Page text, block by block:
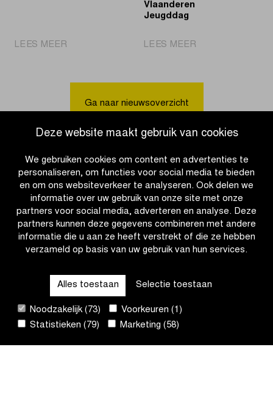
Deze website maakt gebruik van cookies
We gebruiken cookies om content en advertenties te
personaliseren, om functies voor social media te bieden
en om ons websiteverkeer te analyseren. Ook delen we
informatie over uw gebruik van onze site met onze
partners voor social media, adverteren en analyse. Deze
partners kunnen deze gegevens combineren met andere
informatie die u aan ze heeft verstrekt of die ze hebben
verzameld op basis van uw gebruik van hun services.
Alles toestaan Selectie toestaan
Noodzakelijk (73)
Voorkeuren (1)
Statistieken (79)
Marketing (58)
LEES MEER
naar
bij
Vrouwen
Vlaanderen
Jeugddag
LEES MEER
testcase
in
koers
GPS-
trackers
tijdens
Ronde
Vlaanderen
Jeugddag
Ga naar nieuwsoverzicht
OTHER RACES
CONTACT